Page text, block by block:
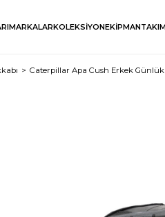
MARKALARKOLEKSİYONEKİPMAN
Caterpillar Apa Cush Erkek Günlük